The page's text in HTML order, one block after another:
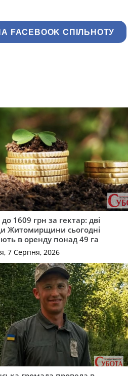
FACEBOOK СПІЛЬНОТУ
до 1609 грн за гектар: дві
Житомирщини сьогодні
в оренду понад 49 га
7 Серпня, 2026